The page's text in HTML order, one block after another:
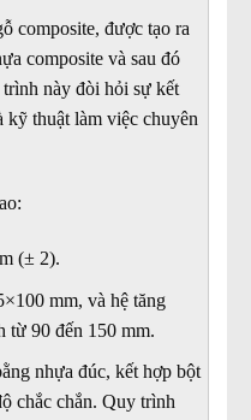
composite, được tạo ra
composite và sau đó
trình này đòi hỏi sự kết
kỹ thuật làm việc chuyên
(± 2).
mm, và hệ tăng
từ 90 đến 150 mm.
nhựa đúc, kết hợp bột
chắc chắn. Quy trình